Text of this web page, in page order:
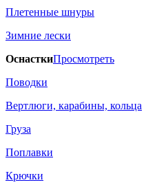
Плетенные шнуры
Зимние лески
ОснасткиПросмотреть
Поводки
Вертлюги, карабины, кольца
Груза
Поплавки
Крючки